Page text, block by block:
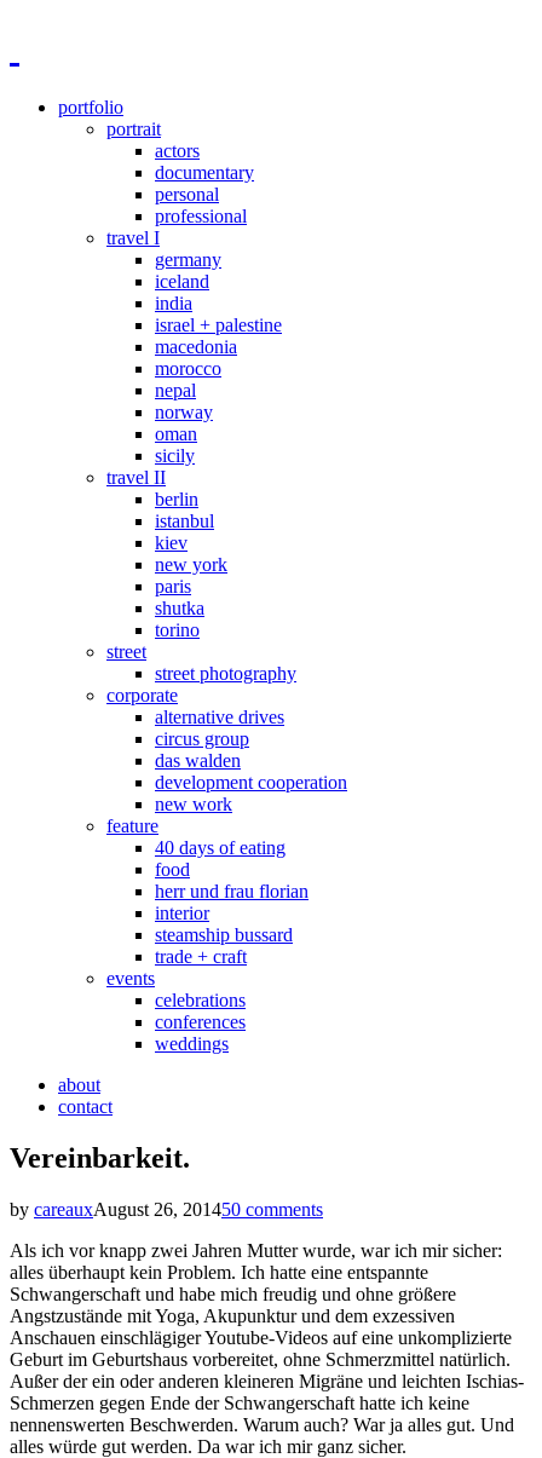
portfolio
portrait
actors
documentary
personal
professional
travel I
germany
iceland
india
israel + palestine
macedonia
morocco
nepal
norway
oman
sicily
travel II
berlin
istanbul
kiev
new york
paris
shutka
torino
street
street photography
corporate
alternative drives
circus group
das walden
development cooperation
new work
feature
40 days of eating
food
herr und frau florian
interior
steamship bussard
trade + craft
events
celebrations
conferences
weddings
about
contact
Vereinbarkeit.
by careauxAugust 26, 201450 comments
Als ich vor knapp zwei Jahren Mutter wurde, war ich mir sicher:
alles überhaupt kein Problem. Ich hatte eine entspannte
Schwangerschaft und habe mich freudig und ohne größere
Angstzustände mit Yoga, Akupunktur und dem exzessiven
Anschauen einschlägiger Youtube-Videos auf eine unkomplizierte
Geburt im Geburtshaus vorbereitet, ohne Schmerzmittel natürlich.
Außer der ein oder anderen kleineren Migräne und leichten Ischias-
Schmerzen gegen Ende der Schwangerschaft hatte ich keine
nennenswerten Beschwerden. Warum auch? War ja alles gut. Und
alles würde gut werden. Da war ich mir ganz sicher.